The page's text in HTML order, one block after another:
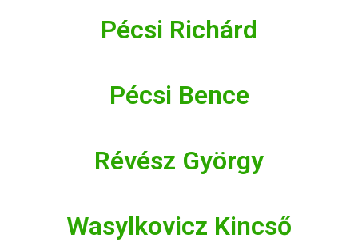
Pécsi Richárd
Pécsi Bence
Révész György
Wasylkovicz Kincső